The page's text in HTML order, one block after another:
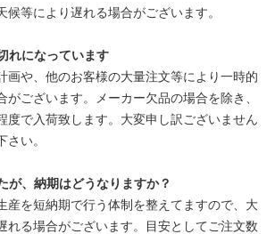
候等により遅れる場合がございます。
れになっています
画や、他のお客様の大量注文等により一時的
がございます。メーカー欠品の場合を除き、
度で入荷致します。大変申し訳ございません
さい。
が、納期はどうなりますか？
産を短納期で行う体制を整えてますので、大
れる場合がございます。目安としてご注文数